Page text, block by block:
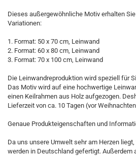
Dieses außergewöhnliche Motiv erhalten
Variationen:
1. Format: 50 x 70 cm, Leinwand
2. Format: 60 x 80 cm, Leinwand
3. Format: 70 x 100 cm, Leinwand
Die Leinwandreproduktion wird speziell für
Das Motiv wird auf eine hochwertige
einen Keilrahmen aus Holz aufgezogen.
Lieferzeit von ca. 10 Tagen (vor
Genaue Produkteigenschaften und
Da uns unsere Umwelt sehr am Herzen
werden in Deutschland gefertigt. Außerdem